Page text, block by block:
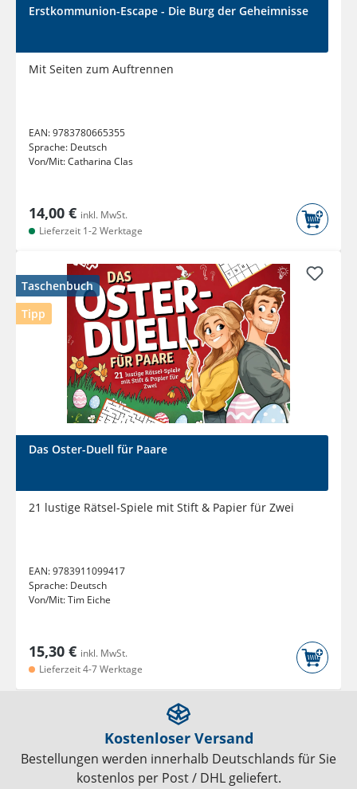
Erstkommunion-Escape - Die Burg der Geheimnisse
Mit Seiten zum Auftrennen
EAN:9783780665355
Sprache: Deutsch
Von/Mit:Catharina Clas
14,00 € inkl. MwSt.
Lieferzeit 1-2 Werktage
Taschenbuch
Tipp
Das Oster-Duell für Paare
21 lustige Rätsel-Spiele mit Stift & Papier für Zwei
EAN:9783911099417
Sprache: Deutsch
Von/Mit:Tim Eiche
15,30 € inkl. MwSt.
Lieferzeit 4-7 Werktage
Kostenloser Versand
Bestellungen werden innerhalb Deutschlands für Sie
kostenlos per Post / DHL geliefert.